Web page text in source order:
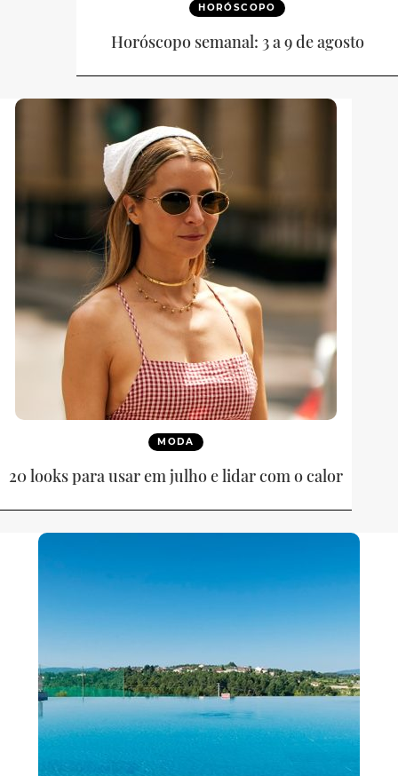
HORÓSCOPO
Horóscopo semanal: 3 a 9 de agosto
MODA
20 looks para usar em julho e lidar com o calor